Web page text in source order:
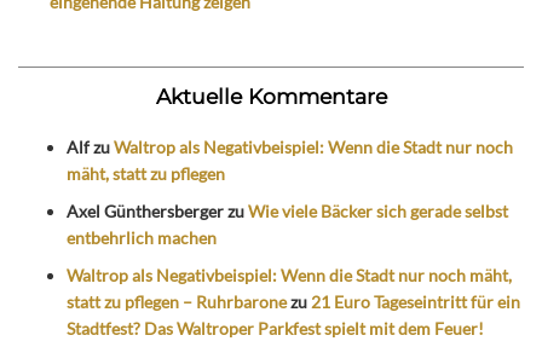
Aktuelle Kommentare
AlfzuWaltrop als Negativbeispiel: Wenn die Stadt nur noch
mäht, statt zu pflegen
Axel GünthersbergerzuWie viele Bäcker sich gerade selbst
entbehrlich machen
Waltrop als Negativbeispiel: Wenn die Stadt nur noch mäht,
statt zu pflegen – Ruhrbaronezu 21 Euro Tageseintritt für ein
Stadtfest? Das Waltroper Parkfest spielt mit dem Feuer!